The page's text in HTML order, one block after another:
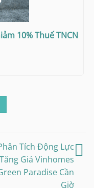
10% Thuế TNCN
Tích Động Lực
Tăng Giá Vinhomes
Paradise Cần
Giờ